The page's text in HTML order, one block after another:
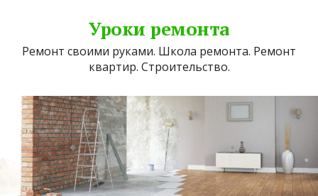
Уроки ремонта
Ремонт своими руками. Школа ремонта. Ремонт
квартир. Строительство.